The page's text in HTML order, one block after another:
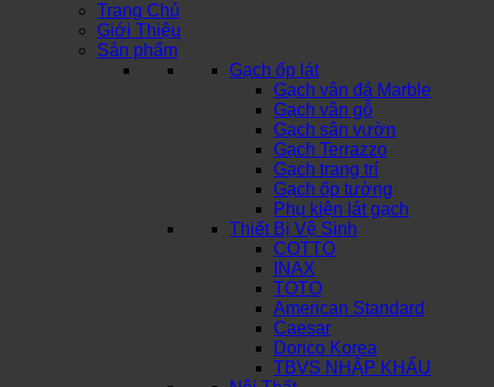
Trang Chủ
Giới Thiệu
Sản phẩm
Gạch ốp lát
Gạch vân đá Marble
Gạch vân gỗ
Gạch sân vườn
Gạch Terrazzo
Gạch trang trí
Gạch ốp tường
Phụ kiện lát gạch
Thiết Bị Vệ Sinh
COTTO
INAX
TOTO
American Standard
Caesar
Dorico Korea
TBVS NHẬP KHẨU